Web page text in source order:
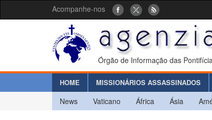
Acompanhe-nos
Órgão de Informação das
HOME MISSIONÁRIOS ASSASSINADOS
News Vaticano África Ásia